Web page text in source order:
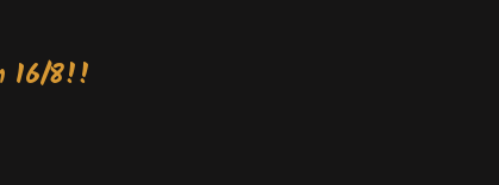
16/8!!